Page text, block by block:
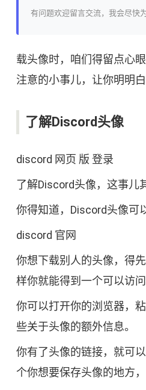
有问题欢迎留言交流，我会尽快
载头像时，咱们得留点心
注意的小事儿，让你明明白
了解Discord头像
discord 网页 版 登录
了解Discord头像，这事儿
你得知道，Discord头像可
discord 官网
你想下载别人的头像，得
样你就能得到一个可以访问
你可以打开你的浏览器，
些关于头像的额外信息。
你有了头像的链接，就可
个你想要保存头像的地方，